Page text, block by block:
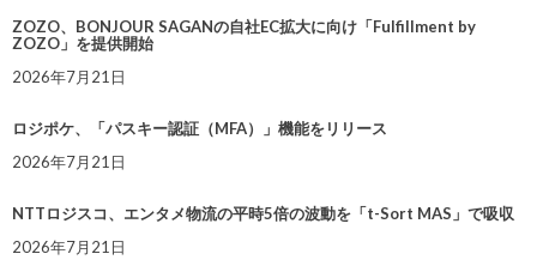
ZOZO、BONJOUR SAGANの自社EC拡大に向け「Fulfillment by
ZOZO」を提供開始
2026年7月21日
ロジポケ、「パスキー認証（MFA）」機能をリリース
2026年7月21日
NTTロジスコ、エンタメ物流の平時5倍の波動を「t-Sort MAS」で吸収
2026年7月21日